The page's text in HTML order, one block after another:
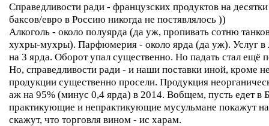
Справедливости ради - французских продуктов на
баксов/евро в Россию никогда не постявлялось ))
Алкоголь - около полуярда (да уж, пропивать сотню
хухры-мухры). Парфюмерия - около ярда (да уж). Услуг в
на 3 ярда. Оборот упал существенно. Но падать стал ещё
Но, справедливости ради - и наши поставки иной, кроме
продукции существенно просели. Продукция
аж на 95% (минус 0,4 ярда) в 2014. Вобщем, пусть едет в
практикующие и непрактикующие мусульмане покажут
скажут, что торговля вином - ис харам.